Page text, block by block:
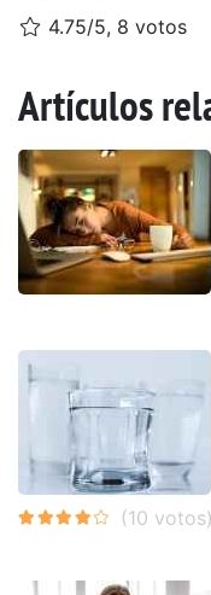
4.75/5, 8 votos
Artículos